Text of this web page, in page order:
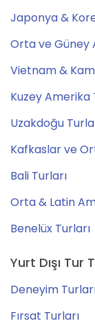
Japonya &
Orta ve Güney
Vietnam &
Kuzey Amerika
Uzakdoğu
Kafkaslar ve
Bali Turları
Orta & Latin
Benelüx Turları
Yurt Dışı Tur
Deneyim
Fırsat Turları